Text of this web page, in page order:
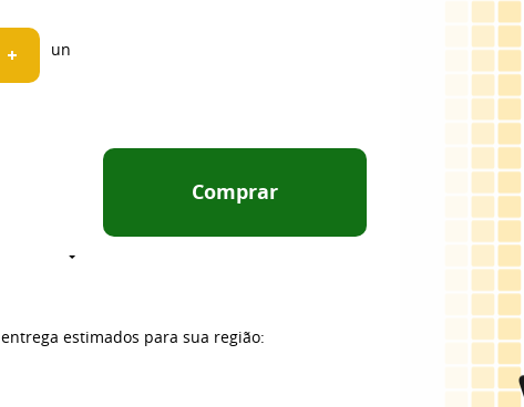
un
Comprar
estimados para sua região: